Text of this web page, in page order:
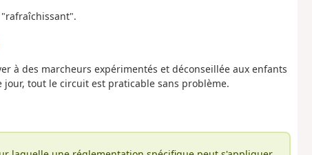
à des marcheurs expérimentés et déconseillée aux enfants
tout le circuit est praticable sans problème.